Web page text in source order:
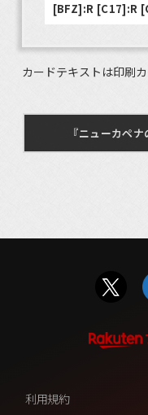
[BFZ]:R [C17]:R
カードテキストは印刷
『ニューカペ
利用規約